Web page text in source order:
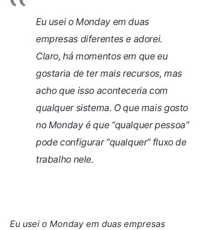
Eu usei o Monday em duas
empresas diferentes e adorei.
Claro, há momentos em que eu
gostaria de ter mais recursos, mas
acho que isso aconteceria com
qualquer sistema. O que mais gosto
no Monday é que “qualquer pessoa”
pode configurar “qualquer” fluxo de
trabalho nele.
Eu usei o Monday em duas empresas